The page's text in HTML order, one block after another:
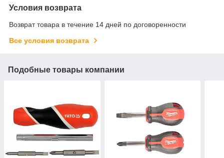
Условия возврата
Возврат товара в течение 14 дней по договоренности
Все условия возврата
Подобные товары компании